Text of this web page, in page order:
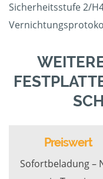
Sicherheitsstufe 2/
Preiswert
Sofortbeladung –